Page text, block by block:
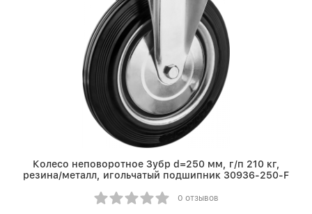
Колесо неповоротное Зубр d=250 мм, г/п 210 кг,
резина/металл, игольчатый подшипник 30936-250-F
0 отзывов